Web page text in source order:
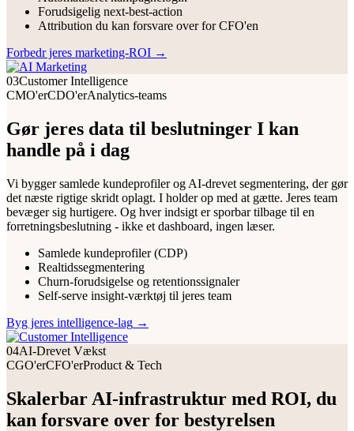
Forudsigelig next-best-action
Attribution du kan forsvare over for CFO'en
Forbedr jeres marketing-ROI →
03Customer Intelligence
CMO'erCDO'erAnalytics-teams
Gør jeres data til beslutninger I kan
handle på i dag
Vi bygger samlede kundeprofiler og AI-drevet segmentering, der gør
det næste rigtige skridt oplagt. I holder op med at gætte. Jeres team
bevæger sig hurtigere. Og hver indsigt er sporbar tilbage til en
forretningsbeslutning - ikke et dashboard, ingen læser.
Samlede kundeprofiler (CDP)
Realtidssegmentering
Churn-forudsigelse og retentionssignaler
Self-serve insight-værktøj til jeres team
Byg jeres intelligence-lag →
04AI-Drevet Vækst
CGO'erCFO'erProduct & Tech
Skalerbar AI-infrastruktur med ROI, du
kan forsvare over for bestyrelsen